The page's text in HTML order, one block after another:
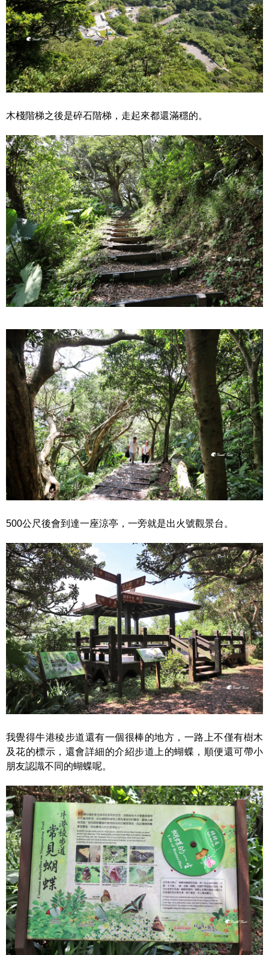
木棧階梯之後是碎石階梯，走起來都還滿穩的。
500公尺後會到達一座涼亭，一旁就是出火號觀景台。
我覺得牛港稜步道還有一個很棒的地方，一路上不僅有樹木
及花的標示，還會詳細的介紹步道上的蝴蝶，順便還可帶小
朋友認識不同的蝴蝶呢。